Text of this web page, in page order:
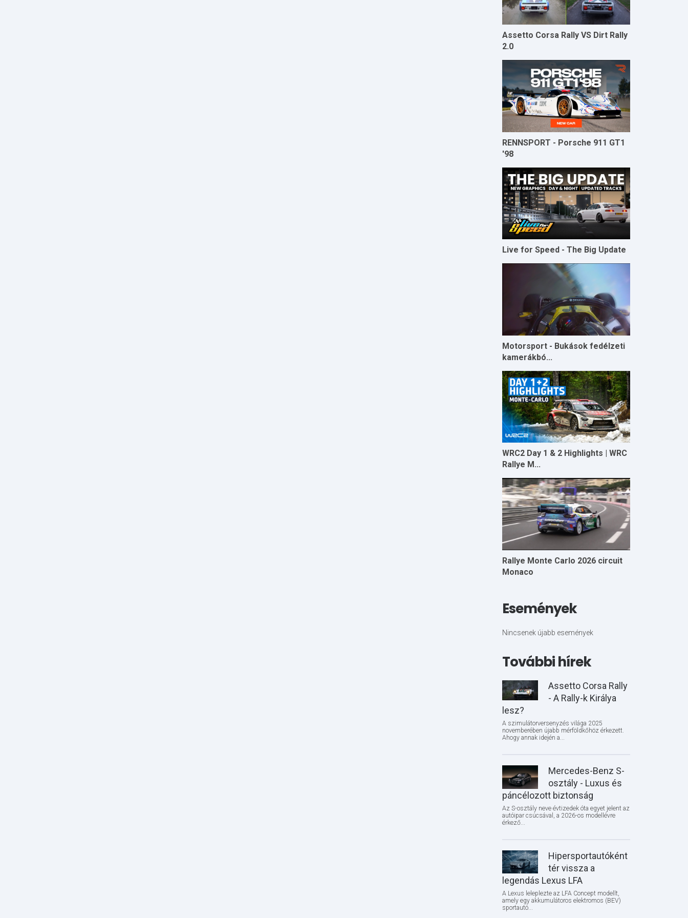
Assetto Corsa Rally VS Dirt Rally
2.0
RENNSPORT - Porsche 911 GT1
'98
Live for Speed - The Big Update
Motorsport - Bukások fedélzeti
kamerákbó...
WRC2 Day 1 & 2 Highlights | WRC
Rallye M...
Rallye Monte Carlo 2026 circuit
Monaco
Események
Nincsenek újabb események
További hírek
Assetto Corsa Rally
- A Rally-k Királya
lesz?
A szimulátorversenyzés világa 2025
novemberében újabb mérföldkőhöz érkezett.
Ahogy annak idején a...
Mercedes-Benz S-
osztály - Luxus és
páncélozott biztonság
Az S-osztály neve évtizedek óta egyet jelent az
autóipar csúcsával, a 2026-os modellévre
érkező...
Hipersportautóként
tér vissza a
legendás Lexus LFA
A Lexus leleplezte az LFA Concept modellt,
amely egy akkumulátoros elektromos (BEV)
sportautó...